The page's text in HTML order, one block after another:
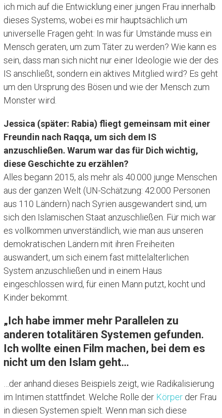
ich mich auf die Entwicklung einer jungen Frau innerhalb
dieses Systems, wobei es mir hauptsächlich um
universelle Fragen geht: In was für Umstände muss ein
Mensch geraten, um zum Täter zu werden? Wie kann es
sein, dass man sich nicht nur einer Ideologie wie der des
IS anschließt, sondern ein aktives Mitglied wird? Es geht
um den Ursprung des Bösen und wie der Mensch zum
Monster wird.
Jessica (später: Rabia) fliegt gemeinsam mit einer
Freundin nach Raqqa, um sich dem IS
anzuschließen. Warum war das für Dich wichtig,
diese Geschichte zu erzählen?
Alles begann 2015, als mehr als 40.000 junge Menschen
aus der ganzen Welt (UN-Schätzung: 42.000 Personen
aus 110 Ländern) nach Syrien ausgewandert sind, um
sich den Islamischen Staat anzuschließen. Für mich war
es vollkommen unverständlich, wie man aus unseren
demokratischen Ländern mit ihren Freiheiten
auswandert, um sich einem fast mittelalterlichen
System anzuschließen und in einem Haus
eingeschlossen wird, für einen Mann putzt, kocht und
Kinder bekommt.
„Ich habe immer mehr Parallelen zu
anderen totalitären Systemen gefunden.
Ich wollte einen Film machen, bei dem es
nicht um den Islam geht…
…der anhand dieses Beispiels zeigt, wie Radikalisierung
im Intimen stattfindet. Welche Rolle der Körperder Frau
in diesen Systemen spielt. Wenn man sich diese